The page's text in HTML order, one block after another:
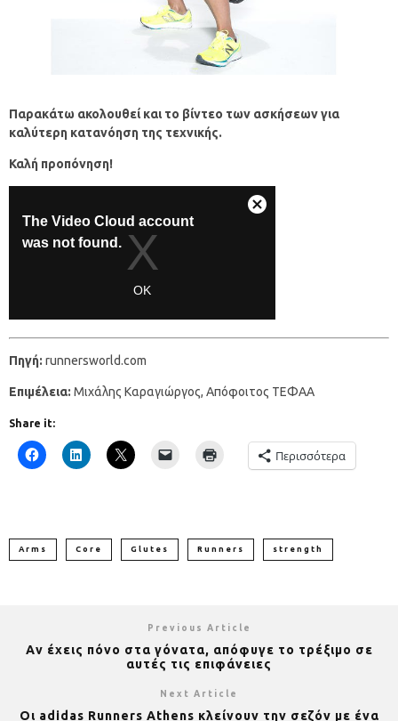
Παρακάτω ακολουθεί και το βίντεο των ασκήσεων για
καλύτερη κατανόηση της τεχνικής.
Καλή προπόνηση!
Πηγή: runnersworld.com
Επιμέλεια: Μιχάλης Καραγιώργος, Απόφοιτος ΤΕΦΑΑ
Share it:
Περισσότερα
Arms Core Glutes Runners strength
Previous Article
Αν έχεις πόνο στα γόνατα, απόφυγε το τρέξιμο σε
αυτές τις επιφάνειες
Next Article
Οι adidas Runners Athens κλείνουν την σεζόν με ένα